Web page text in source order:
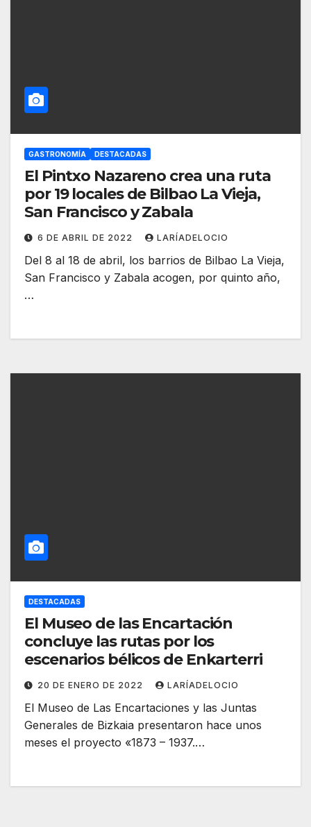
GASTRONOMÍA DESTACADAS
El Pintxo Nazareno crea una ruta
por 19 locales de Bilbao La Vieja,
San Francisco y Zabala
6 DE ABRIL DE 2022 LARÍADELOCIO
Del 8 al 18 de abril, los barrios de Bilbao La Vieja,
San Francisco y Zabala acogen, por quinto año,
…
DESTACADAS
El Museo de las Encartación
concluye las rutas por los
escenarios bélicos de Enkarterri
20 DE ENERO DE 2022 LARÍADELOCIO
El Museo de Las Encartaciones y las Juntas
Generales de Bizkaia presentaron hace unos
meses el proyecto «1873 – 1937.…